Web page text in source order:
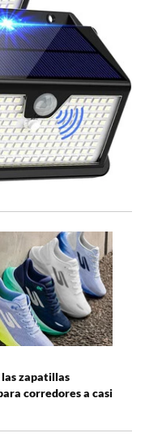
las zapatillas
corredores a casi